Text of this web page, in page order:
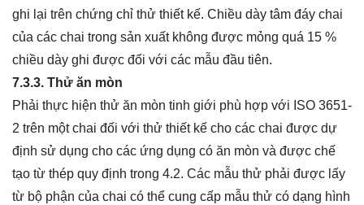
ghi lại trên chứng chỉ thử thiết kế. Chiều dày tâm đáy chai
của các chai trong sản xuất không được mỏng quá 15 %
chiều dày ghi được đối với các mẫu đầu tiên.
7.3.3. Thử ăn mòn
Phải thực hiện thử ăn mòn tinh giới phù hợp với ISO 3651-
2 trên một chai đối với thử thiết kế cho các chai được dự
định sử dụng cho các ứng dụng có ăn mòn và được chế
tạo từ thép quy định trong 4.2. Các mẫu thử phải được lấy
từ bộ phận của chai có thể cung cấp mẫu thử có dạng hình